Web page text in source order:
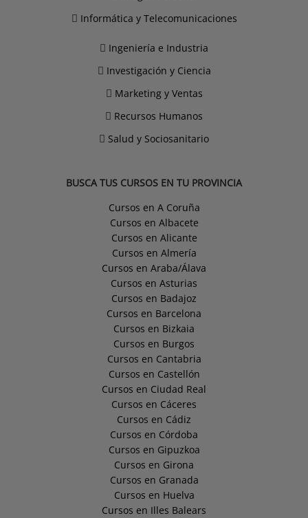
Informática y Telecomunicaciones
Ingeniería e Industria
Investigación y Ciencia
Marketing y Ventas
Recursos Humanos
Salud y Sociosanitario
BUSCA TUS CURSOS EN TU PROVINCIA
Cursos en A Coruña
Cursos en Albacete
Cursos en Alicante
Cursos en Almería
Cursos en Araba/Álava
Cursos en Asturias
Cursos en Badajoz
Cursos en Barcelona
Cursos en Bizkaia
Cursos en Burgos
Cursos en Cantabria
Cursos en Castellón
Cursos en Ciudad Real
Cursos en Cáceres
Cursos en Cádiz
Cursos en Córdoba
Cursos en Gipuzkoa
Cursos en Girona
Cursos en Granada
Cursos en Huelva
Cursos en Illes Balears